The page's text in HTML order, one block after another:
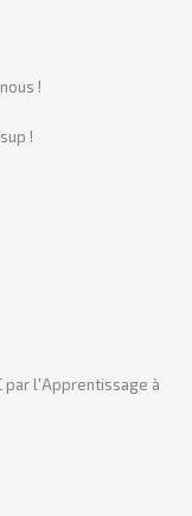
!
!
par l'Apprentissage à